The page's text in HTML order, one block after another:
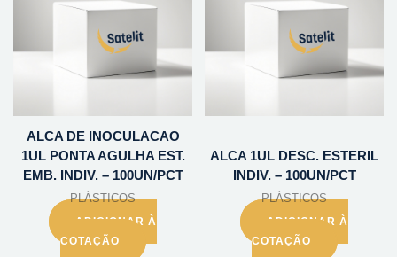
ALCA DE INOCULACAO
1UL PONTA AGULHA EST.
EMB. INDIV. – 100UN/PCT
PLÁSTICOS
ADICIONAR À
COTAÇÃO
ALCA 1UL DESC. ESTERIL
INDIV. – 100UN/PCT
PLÁSTICOS
ADICIONAR À
COTAÇÃO